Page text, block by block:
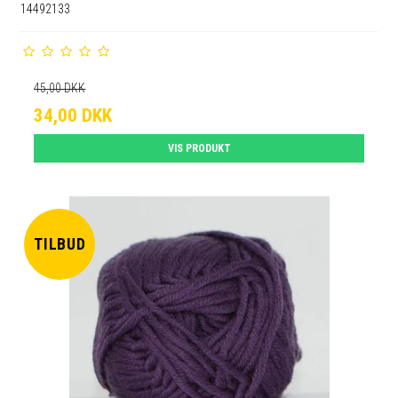
14492133
45,00 DKK
34,00 DKK
VIS PRODUKT
TILBUD